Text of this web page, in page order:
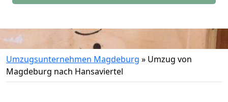
Umzugsunternehmen Magdeburg » Umzug von
Magdeburg nach Hansaviertel